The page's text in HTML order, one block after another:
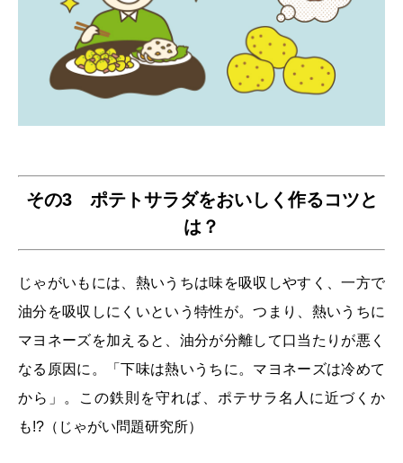
その3 ポテトサラダをおいしく作るコツと
は？
じゃがいもには、熱いうちは味を吸収しやすく、一方で
油分を吸収しにくいという特性が。つまり、熱いうちに
マヨネーズを加えると、油分が分離して口当たりが悪く
なる原因に。「下味は熱いうちに。マヨネーズは冷めて
から」。この鉄則を守れば、ポテサラ名人に近づくか
も!?（じゃがい問題研究所）